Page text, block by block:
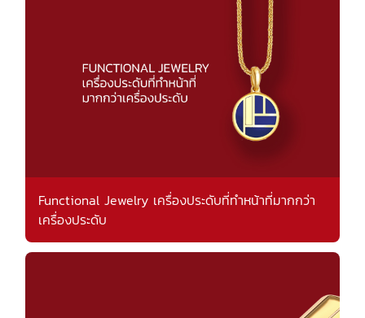
Functional Jewelry เครื่องประดับที่ทำหน้าที่มากกว่า
เครื่องประดับ